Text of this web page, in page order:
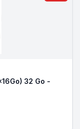
32 Go -